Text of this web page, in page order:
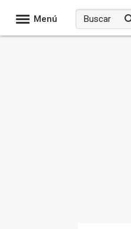
Menú